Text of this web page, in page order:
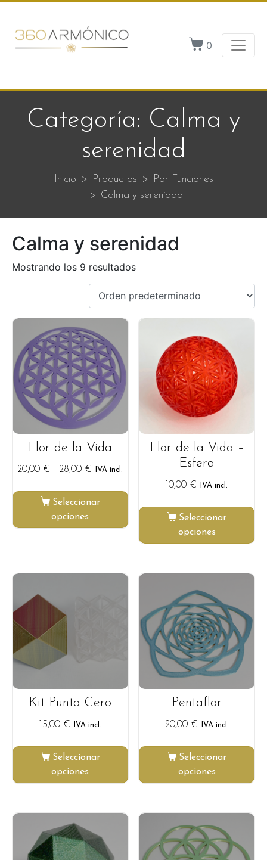
0
Categoría: Calma y
serenidad
Inicio Productos
Por Funciones
Calma y serenidad
Calma y serenidad
Mostrando los 9 resultados
Flor de la Vida
20,00 € - 28,00 € IVA incl.
Seleccionar
opciones
Flor de la Vida –
Esfera
10,00 € IVA incl.
Seleccionar
opciones
Kit Punto Cero
15,00 € IVA incl.
Seleccionar
opciones
Pentaflor
20,00 € IVA incl.
Seleccionar
opciones